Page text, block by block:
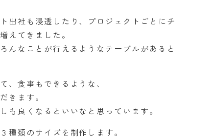
出社も浸透したり、プロジェクトごとにチ
えてきました。
んなことが行えるようなテーブルがあると
、食事もできるような、
きます。
も良くなるといいなと思っています。
種類のサイズを制作します。